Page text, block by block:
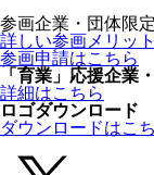
参画企業・団体限
詳しい参画メリッ
参画申請はこちら
「育業」応援企業
詳細はこちら
ロゴダウンロード
ダウンロードはこ